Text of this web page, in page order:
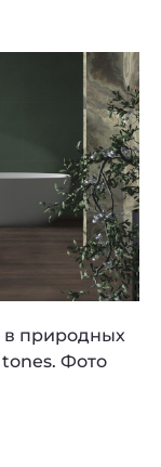
в природных
tones. Фото